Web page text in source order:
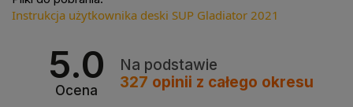
Instrukcja użytkownika deski SUP Gladiator 2021
5.0
Ocena
Na podstawie
327 opinii z całego okresu